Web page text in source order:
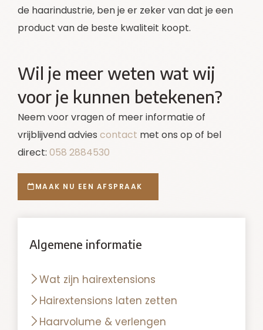
de haarindustrie, ben je er zeker van dat je een
product van de beste kwaliteit koopt.
Wil je meer weten wat wij
voor je kunnen betekenen?
Neem voor vragen of meer informatie of
vrijblijvend advies contact met ons op of bel
direct: 058 2884530
MAAK NU EEN AFSPRAAK
Algemene informatie
Wat zijn hairextensions
Hairextensions laten zetten
Haarvolume & verlengen